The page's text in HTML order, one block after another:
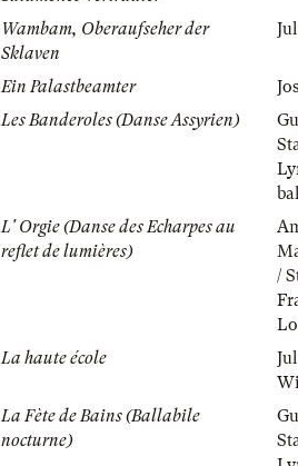
Wambam, Oberaufseher der
Sklaven
Ein Palastbeamter
Les Banderoles (Danse Assyrien)
L' Orgie (Danse des Echarpes au
reflet de lumières)
/
La haute école
La Fète de Bains (Ballabile
nocturne)